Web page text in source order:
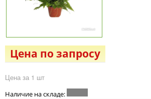
Цена по запросу
Цена за 1 шт
Наличие на складе: